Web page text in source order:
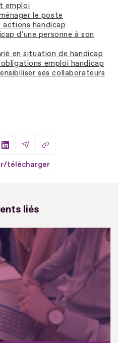
emploi
le poste
handicap
d'une personne à son
en situation de handicap
emploi handicap
ses collaborateurs
Facebook
sur X
Partager sur LinkedIn
Partager par Email
Copier le lien
télécharger
liés